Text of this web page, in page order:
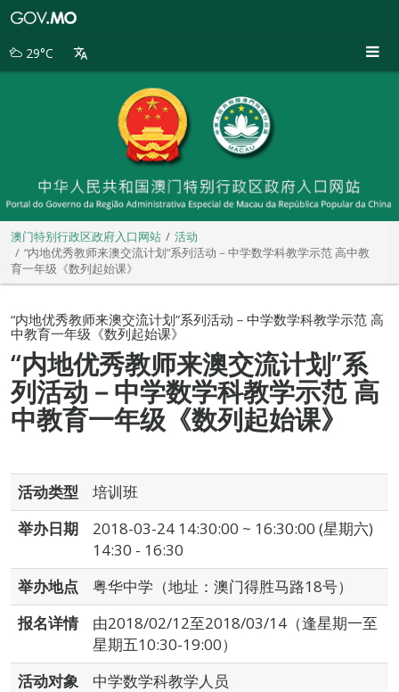
别
29°C
澳门特别行政区政府入口网站
活动
“内地优秀教师来澳交流计划”系列活动－中学数学科教学示范 高中教
育一年级《数列起始课》
“内地优秀教师来澳交流计划”系列活动－中学数学科教学示范 高
中教育一年级《数列起始课》
“内地优秀教师来澳交流计划”系
列活动－中学数学科教学示范 高
中教育一年级《数列起始课》
活动类型
培训班
举办日期
2018-03-24 14:30:00 ~ 16:30:00 (星期六)
14:30 - 16:30
举办地点
粤华中学（地址：澳门得胜马路18号）
报名详情
由2018/02/12至2018/03/14（逢星期一至
星期五10:30-19:00）
活动对象
中学数学科教学人员